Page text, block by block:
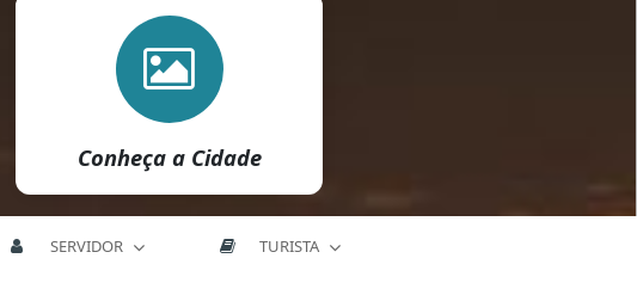
Conheça a Cidade
SERVIDOR TURISTA